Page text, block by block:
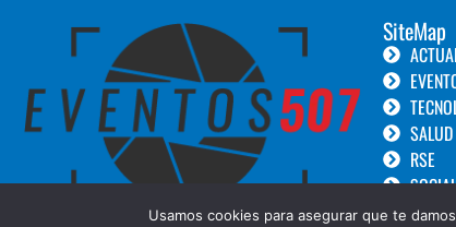
SiteMap
SALUD
RSE
Usamos cookies para asegurar que te